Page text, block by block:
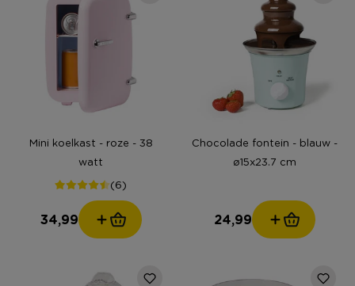
Mini koelkast - roze - 38
watt
(6)
34,99
Chocolade fontein - blauw -
ø15x23.7 cm
24,99